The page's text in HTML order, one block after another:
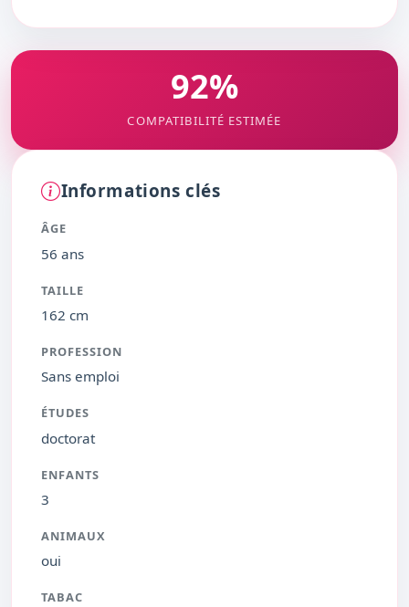
92%
COMPATIBILITÉ ESTIMÉE
Informations clés
ÂGE
56 ans
TAILLE
162 cm
PROFESSION
Sans emploi
ÉTUDES
doctorat
ENFANTS
3
ANIMAUX
oui
TABAC